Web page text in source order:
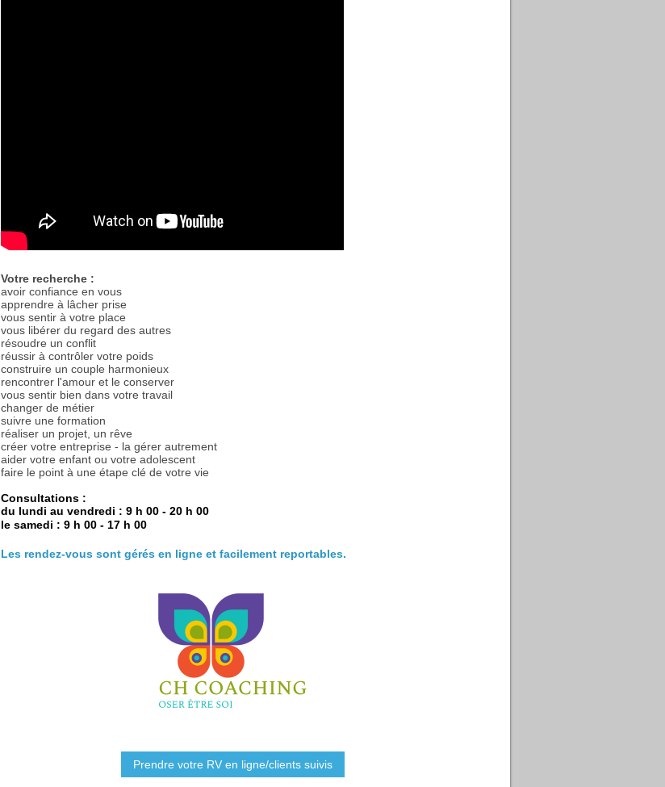
Votre recherche :
avoir confiance en vous
apprendre à lâcher prise
vous sentir à votre place
vous libérer du regard des autres
résoudre un conflit
réussir à contrôler votre poids
construire un couple harmonieux
rencontrer l'amour et le conserver
vous sentir bien dans votre travail
changer de métier
suivre une formation
réaliser un projet, un rêve
créer votre entreprise - la gérer autrement
aider votre enfant ou votre adolescent
faire le point à une étape clé de votre vie
Consultations :
du lundi au vendredi : 9 h 00 - 20 h 00
le samedi : 9 h 00 - 17 h 00
Les rendez-vous sont gérés en ligne et facilement reportables.
Prendre votre RV en ligne/clients suivis